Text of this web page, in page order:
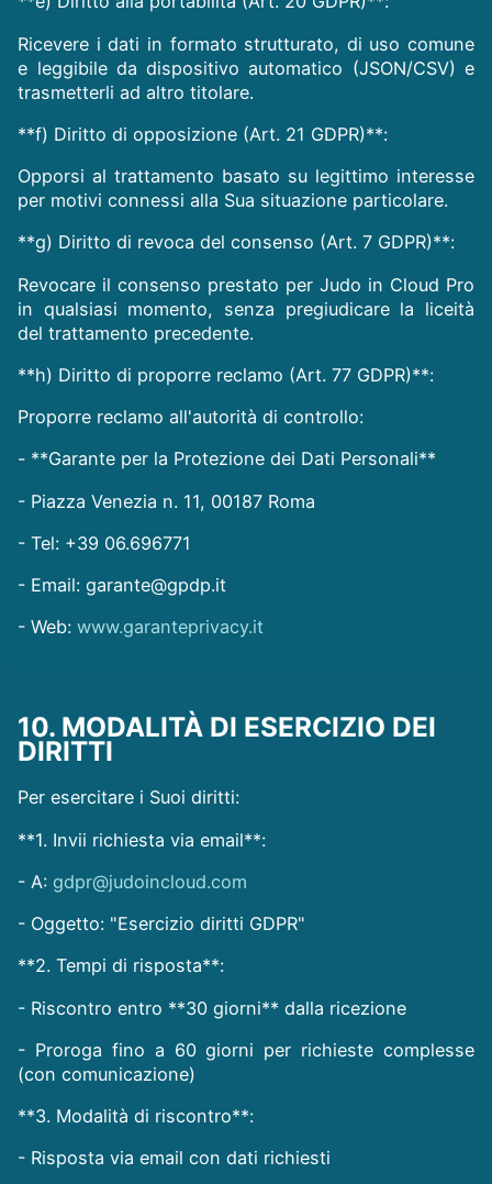
Ricevere i dati in formato strutturato, di uso comune
e leggibile da dispositivo automatico (JSON/CSV) e
trasmetterli ad altro titolare.
**f) Diritto di opposizione (Art. 21 GDPR)**:
Opporsi al trattamento basato su legittimo interesse
per motivi connessi alla Sua situazione particolare.
**g) Diritto di revoca del consenso (Art. 7 GDPR)**:
Revocare il consenso prestato per Judo in Cloud Pro
in qualsiasi momento, senza pregiudicare la liceità
del trattamento precedente.
**h) Diritto di proporre reclamo (Art. 77 GDPR)**:
Proporre reclamo all'autorità di controllo:
- **Garante per la Protezione dei Dati Personali**
- Piazza Venezia n. 11, 00187 Roma
- Tel: +39 06.696771
- Email: garante@gpdp.it
- Web:www.garanteprivacy.it
10. MODALITÀ DI ESERCIZIO DEI
DIRITTI
Per esercitare i Suoi diritti:
**1. Invii richiesta via email**:
- A: gdpr@judoincloud.com
- Oggetto: "Esercizio diritti GDPR"
**2. Tempi di risposta**:
- Riscontro entro **30 giorni** dalla ricezione
- Proroga fino a 60 giorni per richieste complesse
(con comunicazione)
**3. Modalità di riscontro**:
- Risposta via email con dati richiesti